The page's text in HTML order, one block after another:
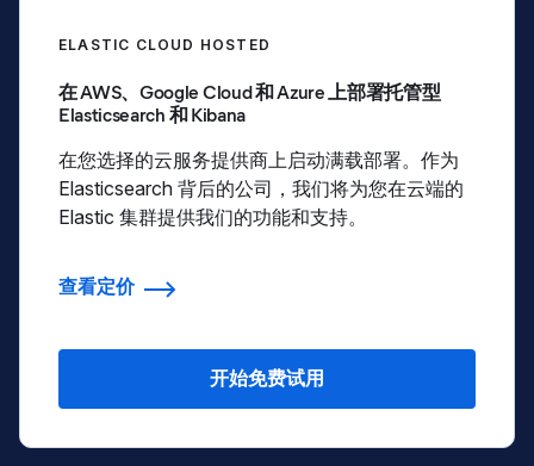
ELASTIC CLOUD HOSTED
在 AWS、Google Cloud 和 Azure 上部署托管型
Elasticsearch 和 Kibana
在您选择的云服务提供商上启动满载部署。作为
Elasticsearch 背后的公司，我们将为您在云端的
Elastic 集群提供我们的功能和支持。
查看定价
开始免费试用